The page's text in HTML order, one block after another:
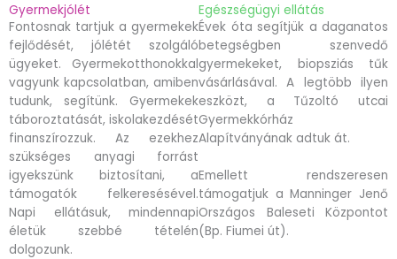
Gyermekjólét
Fontosnak tartjuk a gyermekek
fejlődését, jólétét szolgáló
ügyeket. Gyermekotthonokkal
vagyunk kapcsolatban, amiben
tudunk, segítünk. Gyermekek
táboroztatását, iskolakezdését
finanszírozzuk. Az ezekhez
szükséges anyagi forrást
igyekszünk biztosítani, a
támogatók felkeresésével.
Napi ellátásuk, mindennapi
életük szebbé tételén
dolgozunk.
Egészségügyi ellátás
Évek óta segítjük a daganatos
betegségben szenvedő
gyermekeket, biopsziás tűk
vásárlásával. A legtöbb ilyen
eszközt, a Tűzoltó utcai
Gyermekkórház
Alapítványának adtuk át.
Emellett rendszeresen
támogatjuk a Manninger Jenő
Országos Baleseti Központot
(Bp. Fiumei út).